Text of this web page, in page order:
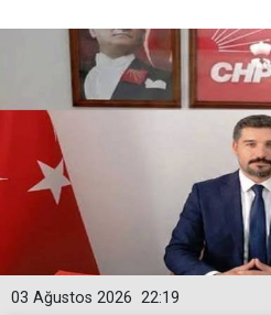
22:19
03 Ağustos 2026